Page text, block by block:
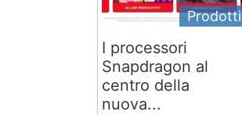
Prodotti
I processori
Snapdragon al
centro della
nuova...